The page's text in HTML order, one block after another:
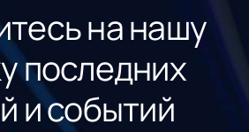
на нашу
последних
и событий